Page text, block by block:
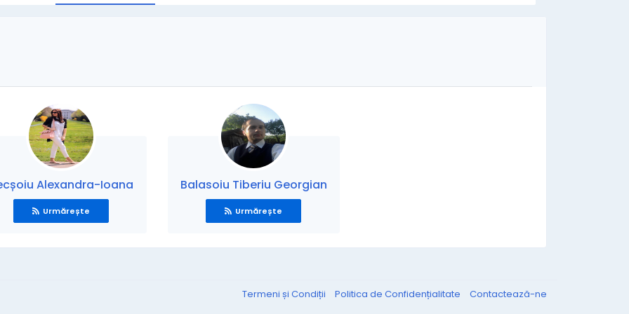
Alexandra-Ioana
Urmărește
Balasoiu Tiberiu Georgian
Urmărește
Termeni și Condiții Politica de Confidențialitate Contactează-ne